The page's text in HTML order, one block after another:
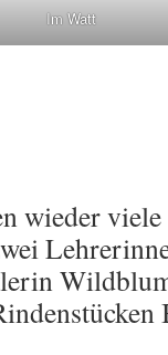
Im Watt
wieder